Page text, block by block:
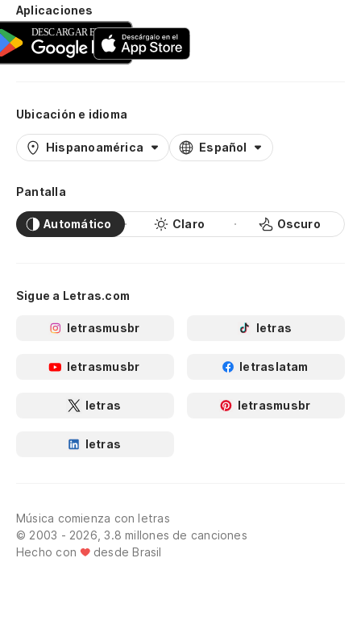
Aplicaciones
Ubicación e idioma
Hispanoamérica Español
Pantalla
Automático Claro Oscuro
Sigue a Letras.com
letrasmusbr letras
letrasmusbr letraslatam
letras letrasmusbr
letras
Música comienza con letras
© 2003 - 2026, 3.8 millones de canciones
Hecho con
desde Brasil